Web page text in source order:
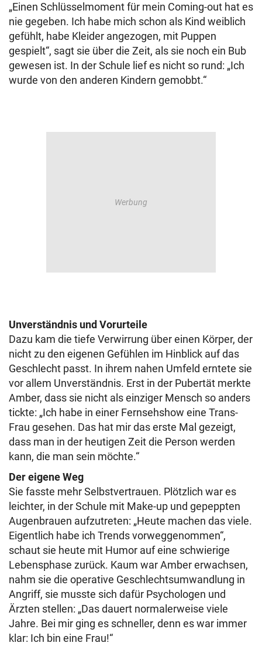
„Einen Schlüsselmoment für mein Coming-out hat es
nie gegeben. Ich habe mich schon als Kind weiblich
gefühlt, habe Kleider angezogen, mit Puppen
gespielt“, sagt sie über die Zeit, als sie noch ein Bub
gewesen ist. In der Schule lief es nicht so rund: „Ich
wurde von den anderen Kindern gemobbt.“
Unverständnis und Vorurteile
Dazu kam die tiefe Verwirrung über einen Körper, der
nicht zu den eigenen Gefühlen im Hinblick auf das
Geschlecht passt. In ihrem nahen Umfeld erntete sie
vor allem Unverständnis. Erst in der Pubertät merkte
Amber, dass sie nicht als einziger Mensch so anders
tickte: „Ich habe in einer Fernsehshow eine Trans-
Frau gesehen. Das hat mir das erste Mal gezeigt,
dass man in der heutigen Zeit die Person werden
kann, die man sein möchte.“
Der eigene Weg
Sie fasste mehr Selbstvertrauen. Plötzlich war es
leichter, in der Schule mit Make-up und gepeppten
Augenbrauen aufzutreten: „Heute machen das viele.
Eigentlich habe ich Trends vorweggenommen“,
schaut sie heute mit Humor auf eine schwierige
Lebensphase zurück. Kaum war Amber erwachsen,
nahm sie die operative Geschlechtsumwandlung in
Angriff, sie musste sich dafür Psychologen und
Ärzten stellen: „Das dauert normalerweise viele
Jahre. Bei mir ging es schneller, denn es war immer
klar: Ich bin eine Frau!“